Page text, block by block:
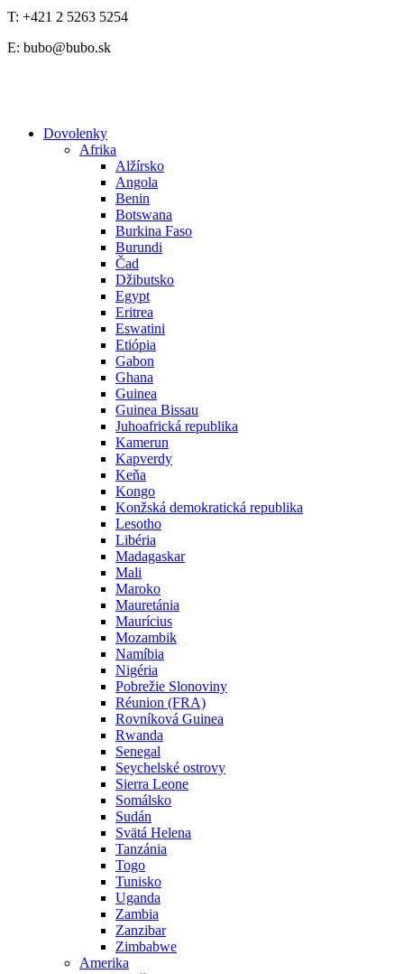
T: +421 2 5263 5254
E: bubo@bubo.sk
Dovolenky
Afrika
Alžírsko
Angola
Benin
Botswana
Burkina Faso
Burundi
Čad
Džibutsko
Egypt
Eritrea
Eswatini
Etiópia
Gabon
Ghana
Guinea
Guinea Bissau
Juhoafrická republika
Kamerun
Kapverdy
Keňa
Kongo
Konžská demokratická republika
Lesotho
Libéria
Madagaskar
Mali
Maroko
Mauretánia
Maurícius
Mozambik
Namíbia
Nigéria
Pobrežie Slonoviny
Réunion (FRA)
Rovníková Guinea
Rwanda
Senegal
Seychelské ostrovy
Sierra Leone
Somálsko
Sudán
Svätá Helena
Tanzánia
Togo
Tunisko
Uganda
Zambia
Zanzibar
Zimbabwe
Amerika